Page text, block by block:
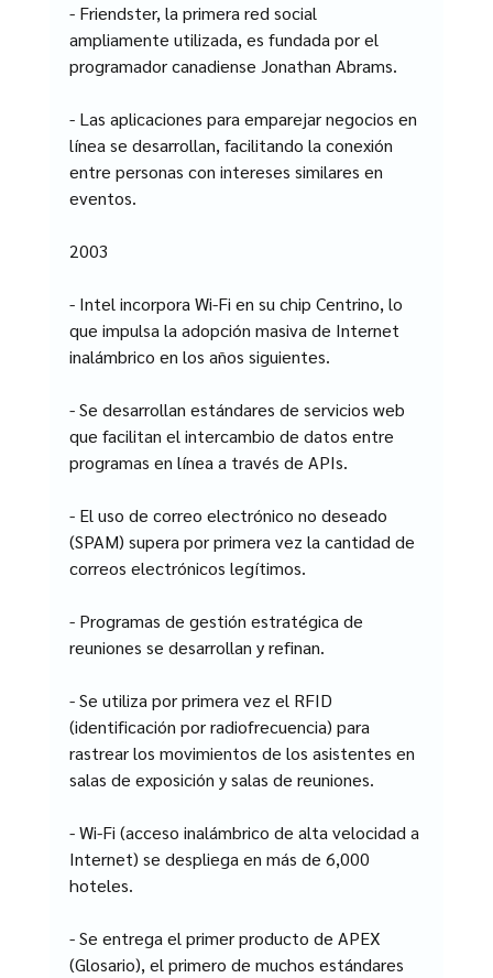
- Friendster, la primera red social
ampliamente utilizada, es fundada por el
programador canadiense Jonathan Abrams.
- Las aplicaciones para emparejar negocios en
línea se desarrollan, facilitando la conexión
entre personas con intereses similares en
eventos.
2003
- Intel incorpora Wi-Fi en su chip Centrino, lo
que impulsa la adopción masiva de Internet
inalámbrico en los años siguientes.
- Se desarrollan estándares de servicios web
que facilitan el intercambio de datos entre
programas en línea a través de APIs.
- El uso de correo electrónico no deseado
(SPAM) supera por primera vez la cantidad de
correos electrónicos legítimos.
- Programas de gestión estratégica de
reuniones se desarrollan y refinan.
- Se utiliza por primera vez el RFID
(identificación por radiofrecuencia) para
rastrear los movimientos de los asistentes en
salas de exposición y salas de reuniones.
- Wi-Fi (acceso inalámbrico de alta velocidad a
Internet) se despliega en más de 6,000
hoteles.
- Se entrega el primer producto de APEX
(Glosario), el primero de muchos estándares